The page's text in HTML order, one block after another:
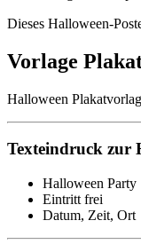
Dieses Halloween-
Vorlage
Halloween
Texteindruck zur
Halloween Party
Eintritt frei
Datum, Zeit, Ort